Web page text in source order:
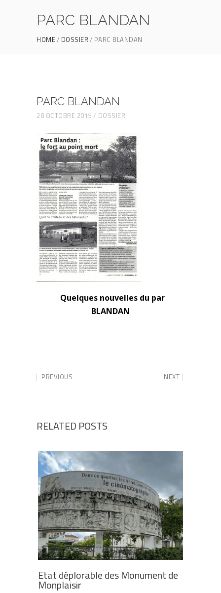
PARC BLANDAN
HOME DOSSIER PARC BLANDAN
PARC BLANDAN
28 OCTOBRE 2015 DOSSIER
Quelques nouvelles du par
BLANDAN
PREVIOUS NEXT
RELATED POSTS
Etat déplorable des Monument de
Monplaisir